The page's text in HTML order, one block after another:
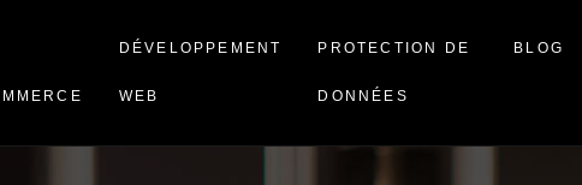
DÉVELOPPEMENT
WEB
PROTECTION DE
DONNÉES
BLOG